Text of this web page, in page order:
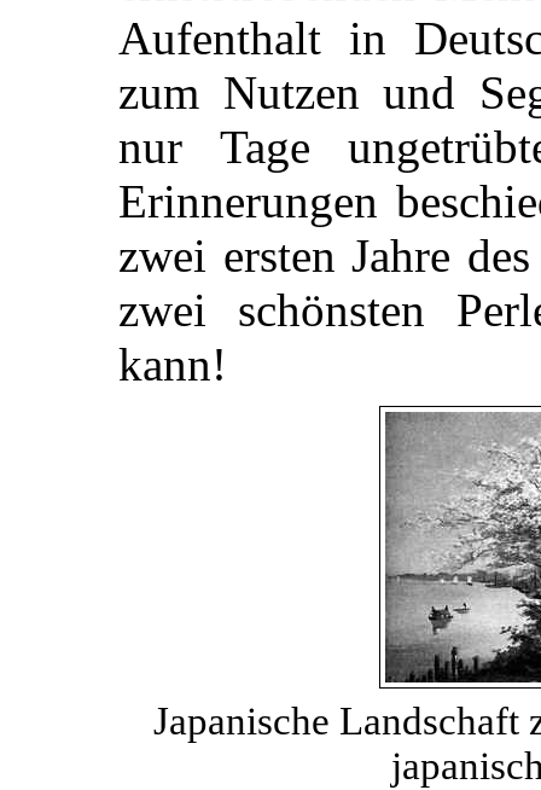
Aufenthalt in
zum Nutzen und
nur Tage
Erinnerungen
zwei ersten Jahre
zwei schönsten
kann!
Japanische